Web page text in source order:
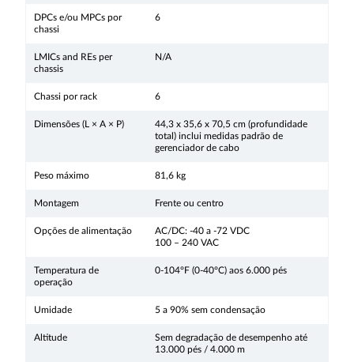
DPCs e/ou MPCs por
chassi
6
LMICs and REs per
chassis
N/A
Chassi por rack 6
Dimensões (L × A × P)
44,3 x 35,6 x 70,5 cm (profundidade
total) inclui medidas padrão de
gerenciador de cabo
Peso máximo 81,6 kg
Montagem Frente ou centro
Opções de alimentação
AC/DC: -40 a -72 VDC
100 – 240 VAC
Temperatura de
operação
0-104°F (0-40°C) aos 6.000 pés
Umidade 5 a 90% sem condensação
Altitude
Sem degradação de desempenho até
13.000 pés / 4.000 m